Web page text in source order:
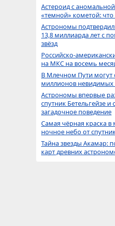
Астероид с
«темной» кометой: что
Астрономы
13,8 миллиарда лет с
звёзд
Российско-
на МКС на восемь
В Млечном Пути могут
миллионов
Астрономы впервые
спутник Бетельгейзе и
загадочное поведение
Самая чёрная краска
ночное небо от
Тайна звезды Акамар:
карт древних